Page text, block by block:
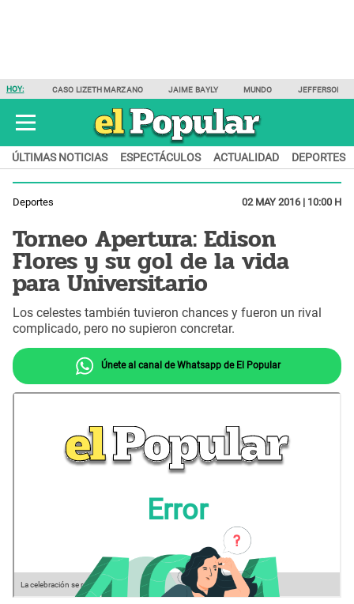
HOY: CASO LIZETH MARZANO JAIME BAYLY MUNDO JEFFERSON
ÚLTIMAS NOTICIAS ESPECTÁCULOS ACTUALIDAD DEPORTES
Deportes 02 MAY 2016 | 10:00 H
Torneo Apertura: Edison
Flores y su gol de la vida
para Universitario
Los celestes también tuvieron chances y fueron un rival
complicado, pero no supieron concretar.
Únete al canal de Whatsapp de El Popular
La celebración se realizó por todo lo alto